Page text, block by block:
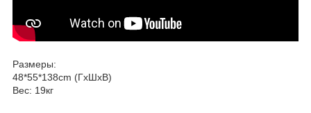
Размеры:
48*55*138cm (ГхШхВ)
Вес: 19кг